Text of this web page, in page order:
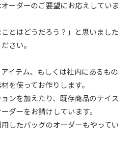
ーダーのご要望にお応えしていま
とはどうだろう？」と思いました
さい。
イテム、もしくは社内にあるもの
を使ってお作りします。
ンを加えたり、既存商品のテイス
ダーをお請けしています。
したバッグのオーダーもやってい